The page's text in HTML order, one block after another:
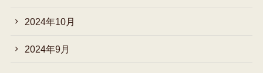
2024年10月
2024年9月